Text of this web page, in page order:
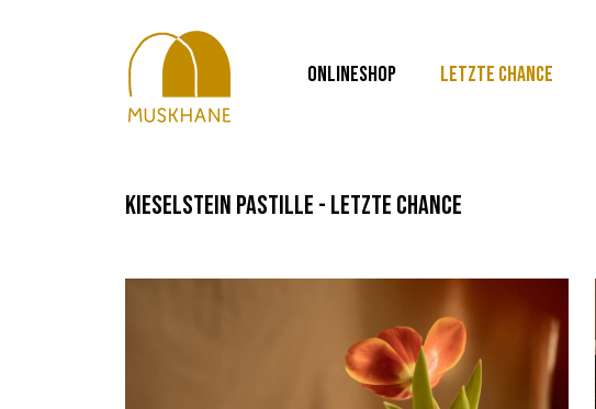
ONLINESHOP LETZTE CHANCE
kieselstein pastille - letzte chance